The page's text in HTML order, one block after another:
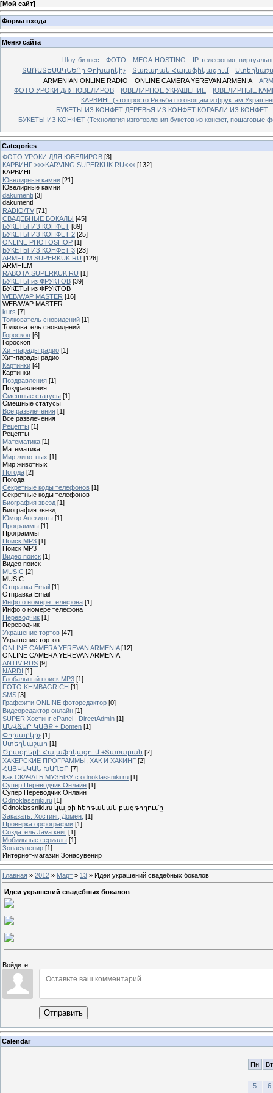
[Мой сайт]
Форма входа
Меню сайта
Шоу-бизнес ФОТО MEGA-HOSTING
IP-телефония,
ՏԱՌԱՏԵՍԱԿՆԵՐի Փոխարկիչ
Տառարան Հայաֆիկացում
ARMENIAN ONLINE RADIO
ONLINE CAMERA YEREVAN ARMENIA
ФОТО УРОКИ ДЛЯ ЮВЕЛИРОВ
ЮВЕЛИРНОЕ УКРАШЕНИЕ
ЮВЕЛИРНЫЕ
КАРВИНГ (это просто Резьба по овощам и фруктам
БУКЕТЫ ИЗ КОНФЕТ ДЕРЕВЬЯ ИЗ КОНФЕТ КОРАБЛИ ИЗ КОНФЕТ
БУКЕТЫ ИЗ КОНФЕТ (Технология изготовления букетов из конфет, пошаговые
Categories
ФОТО УРОКИ ДЛЯ ЮВЕЛИРОВ [3]
КАРВИНГ >>>KARVING.SUPERKUK.RU<<< [132]
КАРВИНГ
Ювелирные камни [21]
Ювелирные камни
dakumenti [3]
dakumenti
RADIO/TV [71]
СВАДЕБНЫЕ БОКАЛЫ [45]
БУКЕТЫ ИЗ КОНФЕТ [89]
БУКЕТЫ ИЗ КОНФЕТ 2 [25]
ONLINE PHOTOSHOP [1]
БУКЕТЫ ИЗ КОНФЕТ 3 [23]
ARMFILM.SUPERKUK.RU [126]
ARMFILM
RABOTA.SUPERKUK.RU [1]
БУКЕТЫ из ФРУКТОВ [39]
БУКЕТЫ из ФРУКТОВ
WEB/WAP MASTER [16]
WEB/WAP MASTER
kurs [7]
Толкователь сновидений [1]
Толкователь сновидений
Гороскоп [6]
Гороскоп
Хит-парады радио [1]
Хит-парады радио
Картинки [4]
Картинки
Поздравления [1]
Поздравления
Смешные статусы [1]
Смешные статусы
Все развлечения [1]
Все развлечения
Рецепты [1]
Рецепты
Математика [1]
Математика
Мир животных [1]
Мир животных
Погода [2]
Погода
Секретные коды телефонов [1]
Секретные коды телефонов
Биография звезд [1]
Биография звезд
Юмор Анекдоты [1]
Программы [1]
Программы
Поиск MP3 [1]
Поиск MP3
Видео поиск [1]
Видео поиск
MUSIC [2]
MUSIC
Отправка Email [1]
Отправка Email
Инфо о номере телефона [1]
Инфо о номере телефона
Переводчик [1]
Переводчик
Украшение тортов [47]
Украшение тортов
ONLINE CAMERA YEREVAN ARMENIA [12]
ONLINE CAMERA YEREVAN ARMENIA
ANTIVIRUS [9]
NARDI [1]
Глобальный поиск MP3 [1]
FOTO KHMBAGRICH [1]
SMS [3]
Граффити ONLINE фоторедактор [0]
Видеоредактор онлайн [1]
SUPER Xостинг cPanel | DirectAdmin [1]
ԱՆՎՃԱՐ ԿԱՅՔ + Domen [1]
Փոխարկիչ [1]
Ստեղնաշար [1]
Ծրագրերի Հայաֆիկացում +Տառարան [2]
ХАКЕРСКИЕ ПРОГРАММЫ, ХАК И ХАКИНГ [2]
ՀԱՅԿԱԿԱՆ ԽԱՂԵՐ [7]
Как СКАЧАТЬ МУЗЫКУ с odnoklassniki.ru [1]
Cупер Переводчик Oнлайн [1]
Cупер Переводчик Oнлайн
Odnoklassniki.ru [1]
Odnoklassniki.ru կայքի հերթական բացթողումը
Заказать: Хостинг, Домен, [1]
Проверка орфографии [1]
Создатель Java книг [1]
Мобильные сериалы [1]
Зонасувенир [1]
Интернет-магазин Зонасувенир
Главная » 2012 » Март » 13 » Идеи украшений свадебных бокалов
Идеи украшений свадебных бокалов
Войдите:
Отправить
Calendar
Пн Вт
5
6